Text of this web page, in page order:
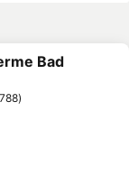
Bad